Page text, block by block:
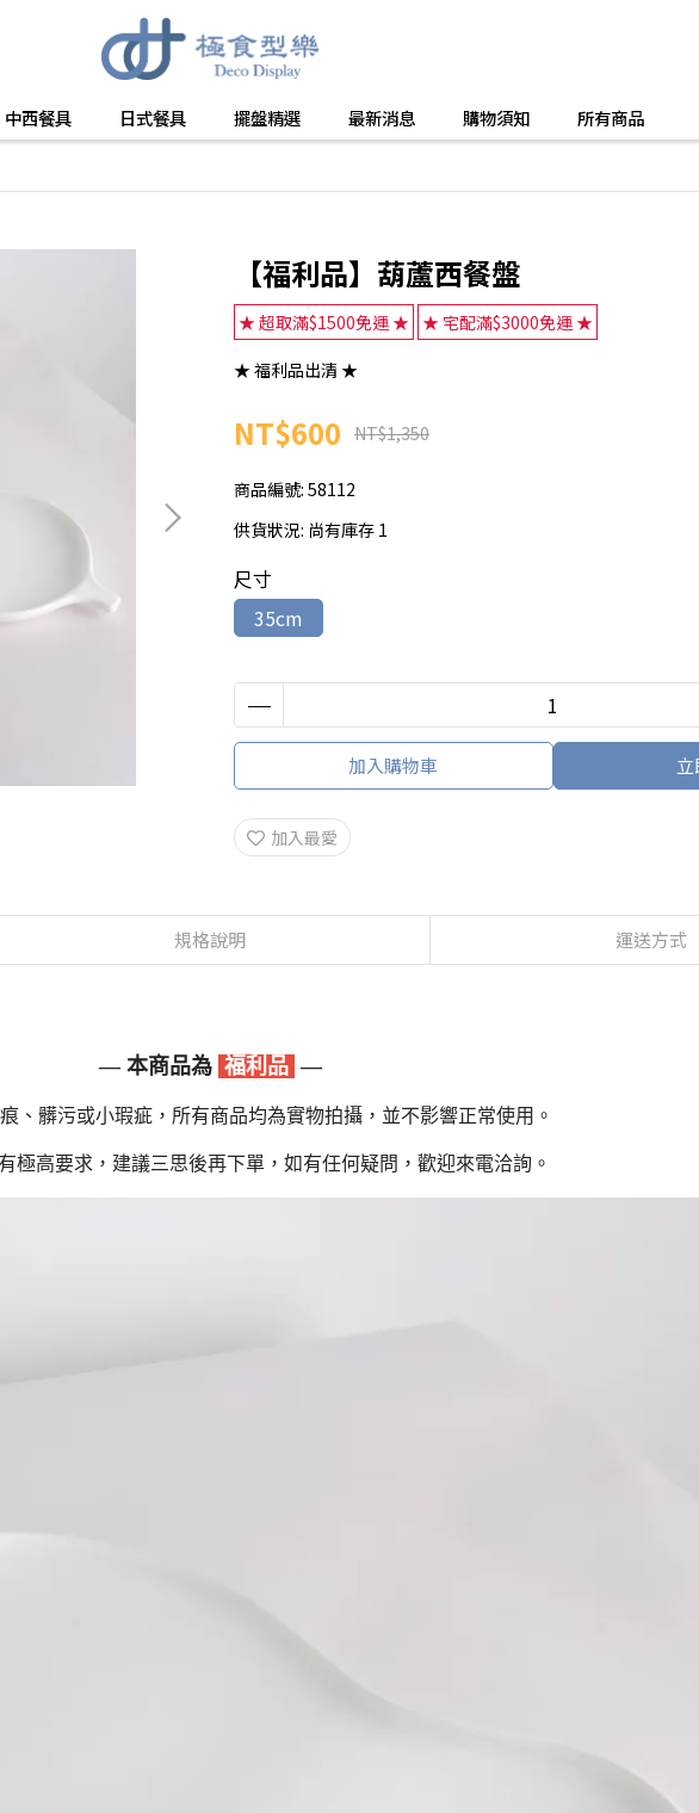
中西餐具 日式餐具 擺盤精選 最新消息 購物須知 所有商品
【福利品】葫蘆西餐盤
★ 超取滿$1500免運 ★ ★ 宅配滿$3000免運 ★
★ 福利品出清 ★
NT$600 NT$1,350
商品編號: 58112
供貨狀況: 尚有庫存 1
尺寸
35cm
加入購物車
加入最愛
規格說明 運送方式
— 本商品為 福利品 —
、髒污或小瑕疵，所有商品均為實物拍攝，並不影響正常使用。
極高要求，建議三思後再下單，如有任何疑問，歡迎來電洽詢。